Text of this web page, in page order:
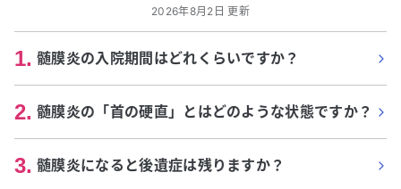
2026年8月2日 更新
1. 髄膜炎の入院期間はどれくらいですか？
2. 髄膜炎の「首の硬直」とはどのような状態ですか？
3. 髄膜炎になると後遺症は残りますか？